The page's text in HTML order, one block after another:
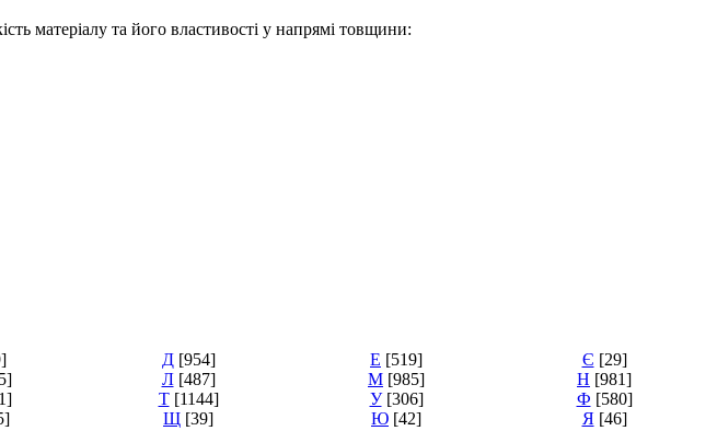
матеріалу та його властивості у напрямі товщини:
Д [954] Е [519] Є [29]
Л [487] М [985] Н [981]
Т [1144] У [306] Ф [580]
Щ [39] Ю [42] Я [46]